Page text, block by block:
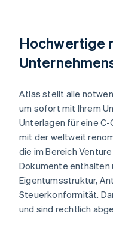
Hochwertige
Atlas stellt alle
um sofort mit Ihrem
Unterlagen für eine
mit der weltweit
die im Bereich
Dokumente enthalten
Eigentumsstruktur,
Steuerkonformität.
und sind rechtlich